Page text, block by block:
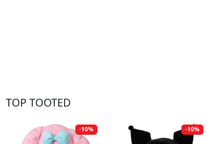
TOP TOOTED
-10% -10%